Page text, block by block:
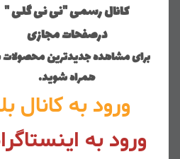
کانال رسمی "نی نی گلی "
درصفحات مجازی
برای مشاهده جدیدترین محصولات
همراه شوید.
ورود به کانال
ورود به
ارسال با
منوی وب‌سایت
محصولات
دخترانه